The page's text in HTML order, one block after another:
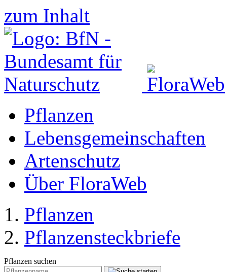
zum Inhalt
Pflanzen
Lebensgemeinschaften
Artenschutz
Über FloraWeb
Pflanzen
Pflanzensteckbriefe
Pflanzen suchen